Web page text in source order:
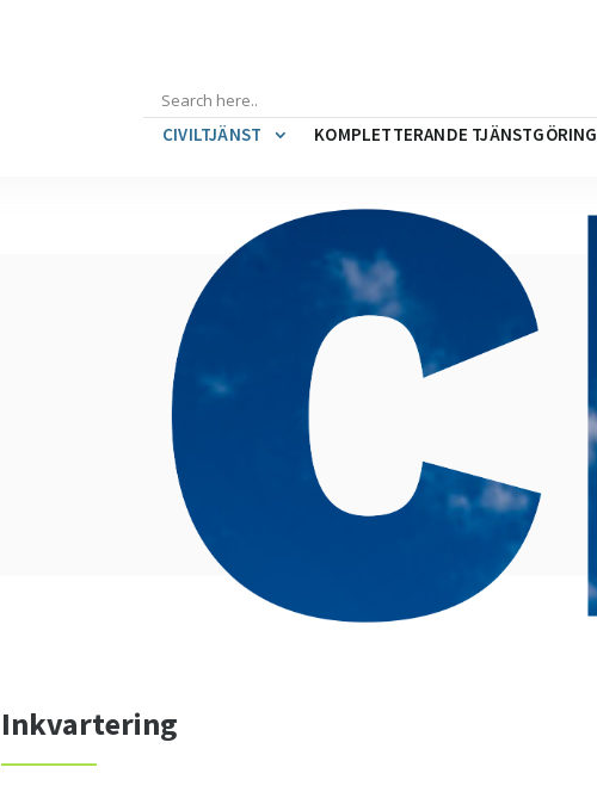
CIVILTJÄNST KOMPLETTERANDE TJÄNSTGÖRING
Inkvartering